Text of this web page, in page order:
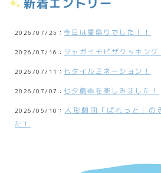
2026/07/25：今日は夏祭りでした！！
2026/07/16： ジャガイモピザクッキング
2026/07/11：七夕イルミネーション！
2026/07/07：七夕劇🎋を楽しみました！
2026/05/10： 人形劇団「ぱれっと」の
た！